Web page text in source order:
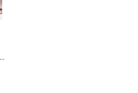
Nove Mesto n./Metujf - Nadrazi